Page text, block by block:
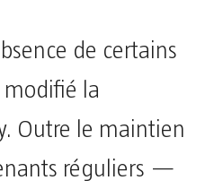
de certains
modifié la
Outre le maintien
réguliers —